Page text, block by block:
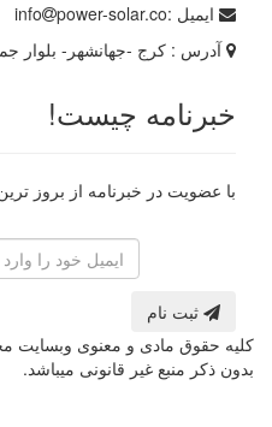
ایمیل :
info
power-solar.co
آدرس : کرج -جهانشهر- بلوار
خبرنامه چیست!
با عضویت در خبرنامه از بروز
ثبت نام
کلیه حقوق مادی و معنوی وبسایت
بدون ذکر منبع غیر قانونی میباشد.